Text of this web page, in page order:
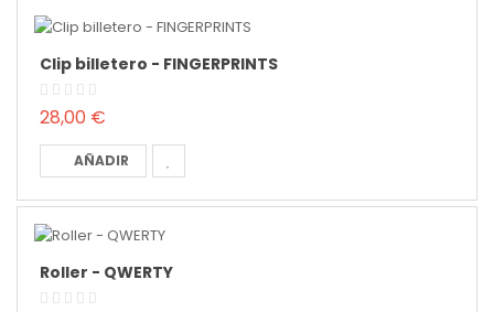
Clip billetero - FINGERPRINTS
28,00 €
AÑADIR
Roller - QWERTY